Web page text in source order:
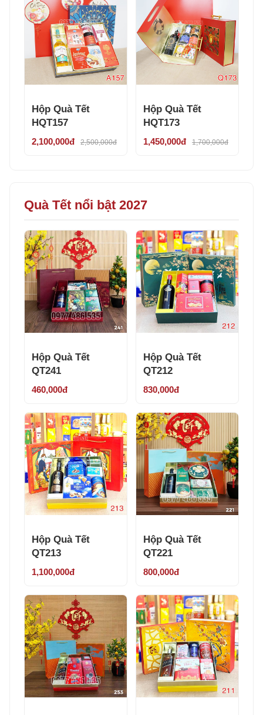
Hộp Quà Tết
HQT157
2,100,000đ 2,500,000đ
Hộp Quà Tết
HQT173
1,450,000đ 1,700,000đ
Quà Tết nổi bật 2027
Hộp Quà Tết
QT241
460,000đ
Hộp Quà Tết
QT212
830,000đ
Hộp Quà Tết
QT213
1,100,000đ
Hộp Quà Tết
QT221
800,000đ